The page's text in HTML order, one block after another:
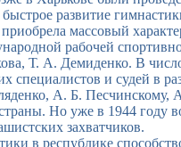
быстрое развитие
массовый
рабочей
Т. А. Демиденко. В
специалистов и судей в
А. Б. Песчинскому,
Но уже в 1944 году
захватчиков.
в республике